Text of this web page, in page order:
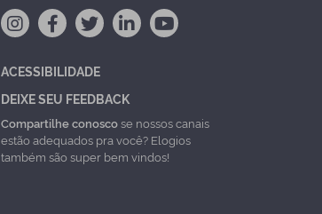
ACESSIBILIDADE
DEIXE SEU FEEDBACK
Compartilhe conoscose nossos canais
estão adequados pra você? Elogios
também são super bem vindos!